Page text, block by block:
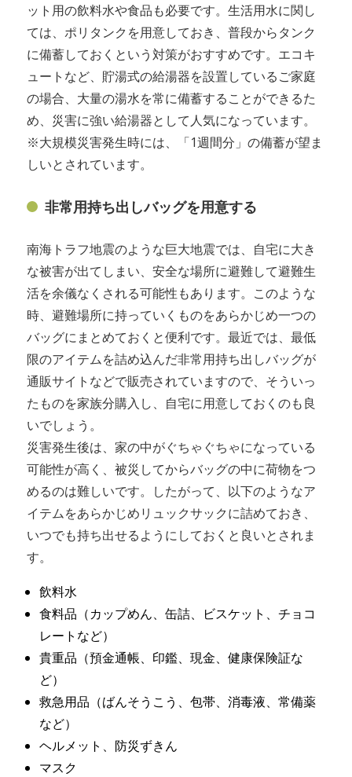
ット用の飲料水や食品も必要です。生活用水に関し
ては、ポリタンクを用意しておき、普段からタンク
に備蓄しておくという対策がおすすめです。エコキ
ュートなど、貯湯式の給湯器を設置しているご家庭
の場合、大量の湯水を常に備蓄することができるた
め、災害に強い給湯器として人気になっています。
※大規模災害発生時には、「1週間分」の備蓄が望ま
しいとされています。
非常用持ち出しバッグを用意する
南海トラフ地震のような巨大地震では、自宅に大き
な被害が出てしまい、安全な場所に避難して避難生
活を余儀なくされる可能性もあります。このような
時、避難場所に持っていくものをあらかじめ一つの
バッグにまとめておくと便利です。最近では、最低
限のアイテムを詰め込んだ非常用持ち出しバッグが
通販サイトなどで販売されていますので、そういっ
たものを家族分購入し、自宅に用意しておくのも良
いでしょう。
災害発生後は、家の中がぐちゃぐちゃになっている
可能性が高く、被災してからバッグの中に荷物をつ
めるのは難しいです。したがって、以下のようなア
イテムをあらかじめリュックサックに詰めておき、
いつでも持ち出せるようにしておくと良いとされま
す。
飲料水
食料品（カップめん、缶詰、ビスケット、チョコ
レートなど）
貴重品（預金通帳、印鑑、現金、健康保険証な
ど）
救急用品（ばんそうこう、包帯、消毒液、常備薬
など）
ヘルメット、防災ずきん
マスク